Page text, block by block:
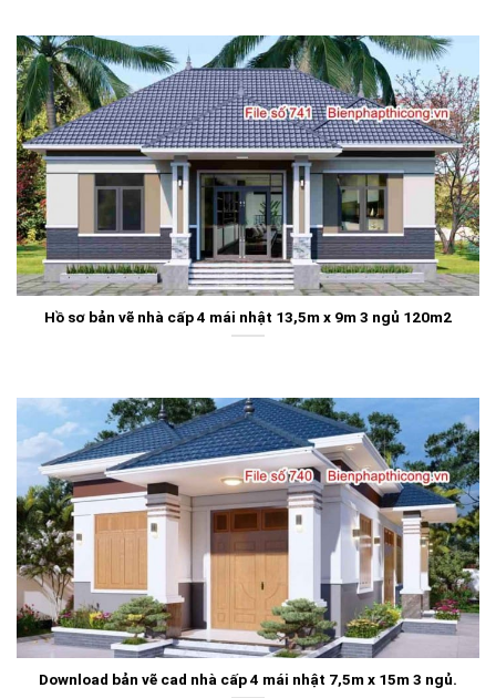
Hồ sơ bản vẽ nhà cấp 4 mái nhật 13,5m x 9m 3 ngủ 120m2
Download bản vẽ cad nhà cấp 4 mái nhật 7,5m x 15m 3 ngủ.